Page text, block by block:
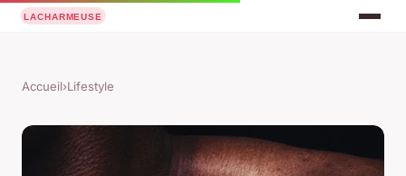
Accueil›Lifestyle